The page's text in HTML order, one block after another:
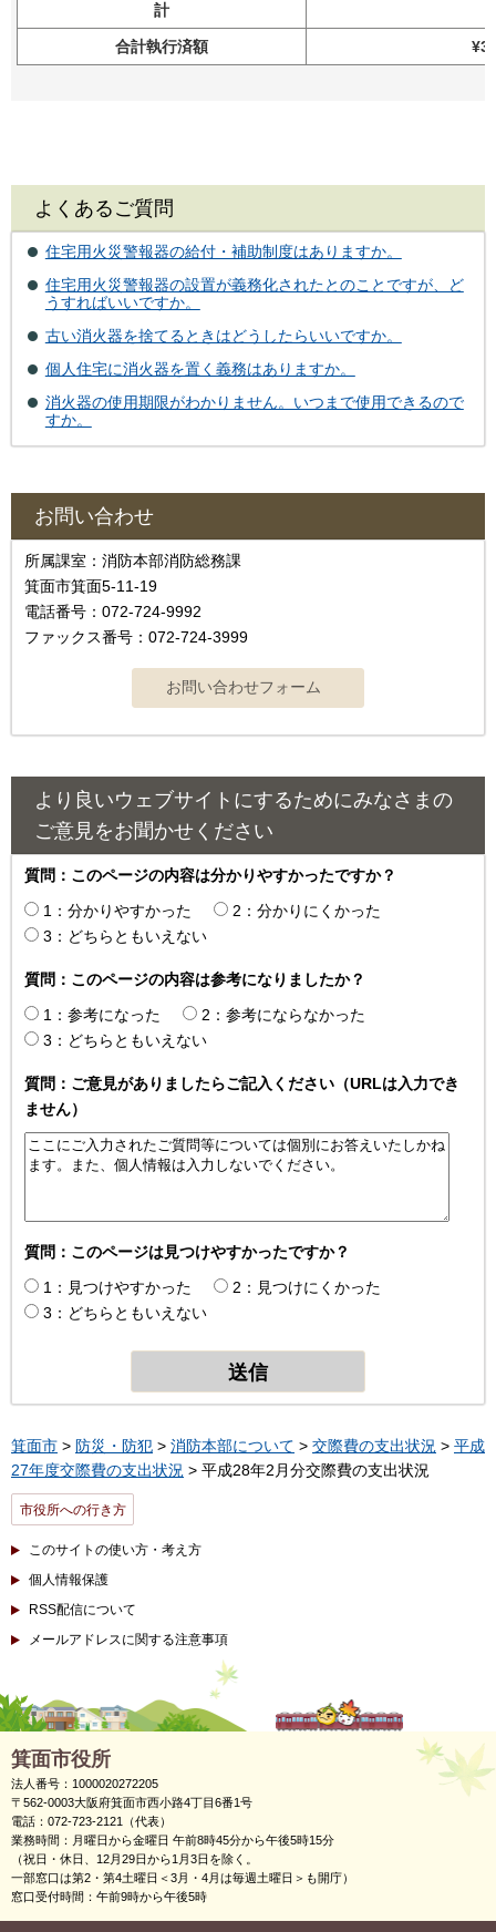
計
合計執行済額
よくあるご質問
住宅用火災警報器の給付・補助制度はありますか。
住宅用火災警報器の設置が義務化されたとのことですが、ど
うすればいいですか。
古い消火器を捨てるときはどうしたらいいですか。
個人住宅に消火器を置く義務はありますか。
消火器の使用期限がわかりません。いつまで使用できるので
すか。
お問い合わせ
所属課室：消防本部消防総務課
箕面市箕面5-11-19
電話番号：072-724-9992
ファックス番号：072-724-3999
より良いウェブサイトにするためにみなさまの
ご意見をお聞かせください
質問：このページの内容は分かりやすかったですか？
1：分かりやすかった
2：分かりにくかった
3：どちらともいえない
質問：このページの内容は参考になりましたか？
1：参考になった
2：参考にならなかった
3：どちらともいえない
質問：ご意見がありましたらご記入ください（URLは入力でき
ません）
質問：このページは見つけやすかったですか？
1：見つけやすかった
2：見つけにくかった
3：どちらともいえない
箕面市 > 防災・防犯 > 消防本部について > 交際費の支出状況 > 平成
27年度交際費の支出状況 > 平成28年2月分交際費の支出状況
市役所への行き方
このサイトの使い方・考え方
個人情報保護
RSS配信について
メールアドレスに関する注意事項
箕面市役所
法人番号：1000020272205
〒562-0003大阪府箕面市西小路4丁目6番1号
電話：072-723-2121（代表）
業務時間：月曜日から金曜日 午前8時45分から午後5時15分
（祝日・休日、12月29日から1月3日を除く。
一部窓口は第2・第4土曜日＜3月・4月は毎週土曜日＞も開庁）
窓口受付時間：午前9時から午後5時